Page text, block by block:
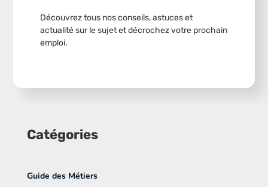
Découvrez tous nos conseils, astuces et
actualité sur le sujet et décrochez votre prochain
emploi.
Catégories
Guide des Métiers